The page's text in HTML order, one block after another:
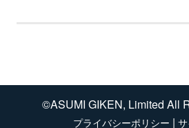
©ASUMI GIKEN, Limited All
プライバシーポリシー |